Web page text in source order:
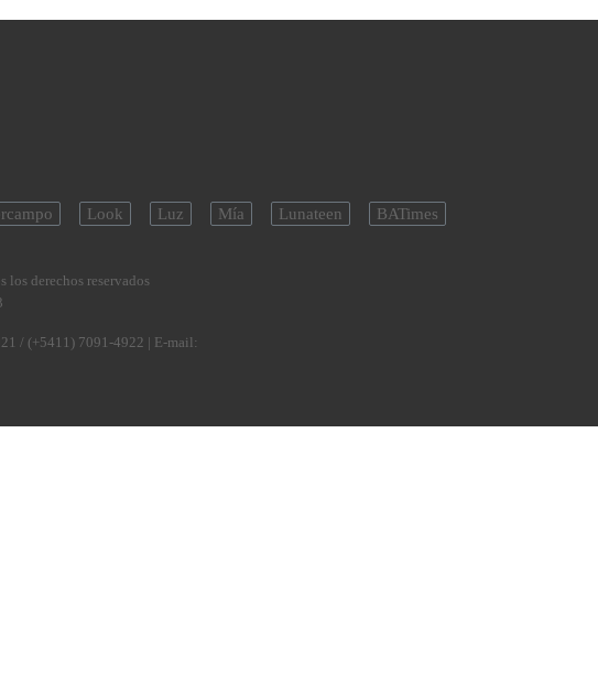
Look Luz Mía Lunateen BATimes
derechos reservados
/ (+5411) 7091-4922 | E-mail: